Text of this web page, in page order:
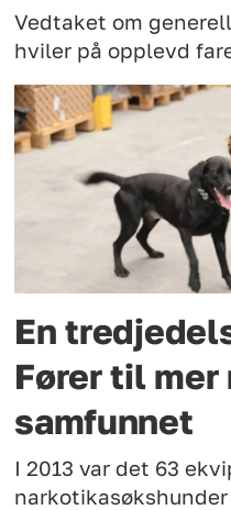
Vedtaket om
hviler på opplevd
En
Fører til mer
samfunnet
I 2013 var det 63